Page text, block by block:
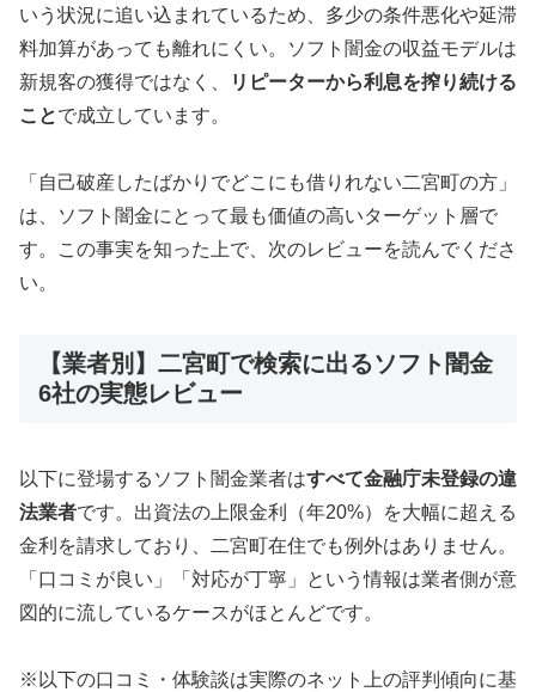
いう状況に追い込まれているため、多少の条件悪化や延滞
料加算があっても離れにくい。ソフト闇金の収益モデルは
新規客の獲得ではなく、
リピーターから利息を搾り続ける
ことで成立しています。
「自己破産したばかりでどこにも借りれない二宮町の方」
は、ソフト闇金にとって最も価値の高いターゲット層で
す。この事実を知った上で、次のレビューを読んでくださ
い。
【業者別】二宮町で検索に出るソフト闇金
6社の実態レビュー
以下に登場するソフト闇金業者はすべて金融庁未登録の違
法業者です。出資法の上限金利（年20%）を大幅に超える
金利を請求しており、二宮町在住でも例外はありません。
「口コミが良い」「対応が丁寧」という情報は業者側が意
図的に流しているケースがほとんどです。
※以下の口コミ・体験談は実際のネット上の評判傾向に基